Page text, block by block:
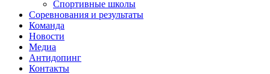
Спортивные школы
Соревнования и результаты
Команда
Новости
Медиа
Антидопинг
Контакты